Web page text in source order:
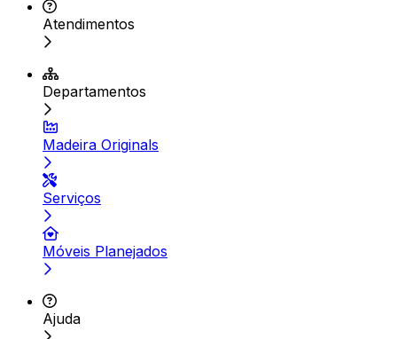
Atendimentos
Departamentos
Madeira Originals
Serviços
Móveis Planejados
Ajuda